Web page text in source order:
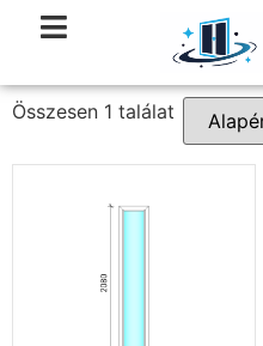
Összesen 1 találat